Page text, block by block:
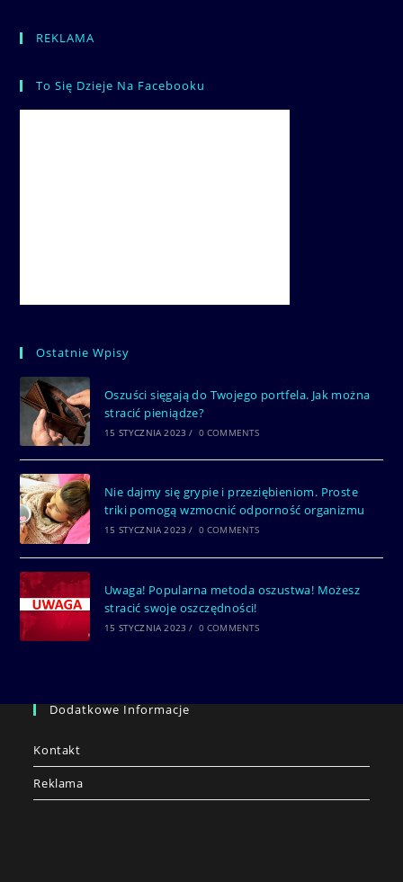
REKLAMA
To Się Dzieje Na Facebooku
Ostatnie Wpisy
Oszuści sięgają do Twojego portfela. Jak można
stracić pieniądze?
15 STYCZNIA 2023 / 0 COMMENTS
Nie dajmy się grypie i przeziębieniom. Proste
triki pomogą wzmocnić odporność organizmu
15 STYCZNIA 2023 / 0 COMMENTS
Uwaga! Popularna metoda oszustwa! Możesz
stracić swoje oszczędności!
15 STYCZNIA 2023 / 0 COMMENTS
Dodatkowe Informacje
Kontakt
Reklama